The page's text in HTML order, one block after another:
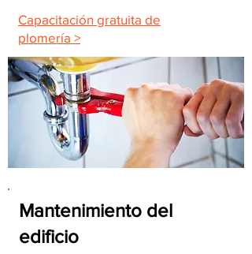
Capacitación gratuita de
plomería >
Mantenimiento del
edificio